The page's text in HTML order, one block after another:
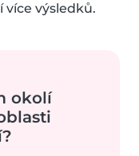
výsledků.
okolí